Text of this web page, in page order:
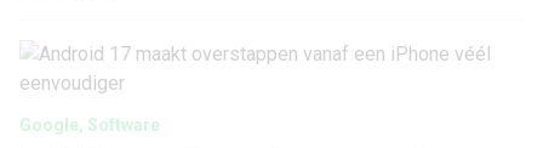
Google, Software